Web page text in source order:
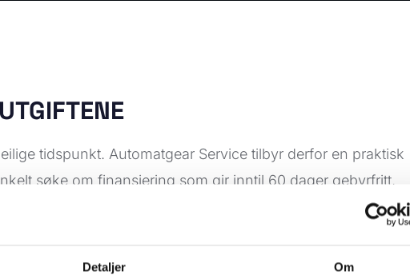
Detaljer Om
tidspunkt. Automatgear Service tilbyr derfor en praktisk
søke om finansiering som gir inntil 60 dager gebyrfritt,
deg og din økonomi.